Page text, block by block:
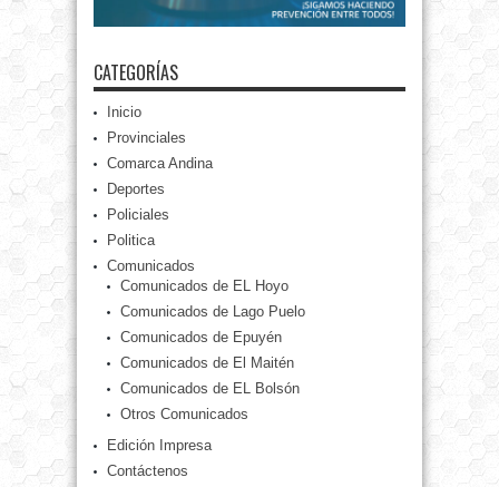
CATEGORÍAS
Inicio
Provinciales
Comarca Andina
Deportes
Policiales
Politica
Comunicados
Comunicados de EL Hoyo
Comunicados de Lago Puelo
Comunicados de Epuyén
Comunicados de El Maitén
Comunicados de EL Bolsón
Otros Comunicados
Edición Impresa
Contáctenos